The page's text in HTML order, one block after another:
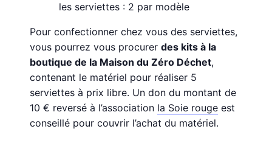
les serviettes : 2 par modèle
Pour confectionner chez vous des serviettes,
vous pourrez vous procurerdes kits à la
boutique de la Maison du Zéro Déchet,
contenant le matériel pour réaliser 5
serviettes à prix libre. Un don du montant de
10 € reversé à l’association la Soie rouge est
conseillé pour couvrir l’achat du matériel.